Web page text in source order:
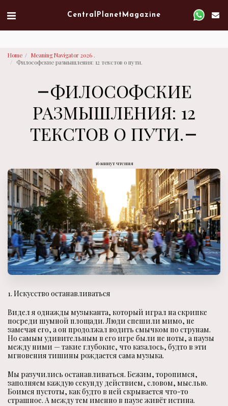
Central Planet Magazine
Home
Meaning Navigator 2026 .
Философские размышления: 12 текстов о пути.
ФИЛОСОФСКИЕ
РАЗМЫШЛЕНИЯ: 12
ТЕКСТОВ О ПУТИ.
16 минут чтения
1. Искусство останавливаться
Видел я однажды музыканта, который играл на скрипке
посреди шумной площади. Люди спешили мимо, не
замечая его, а он продолжал водить смычком по струнам.
Но самым удивительным в его игре были не ноты, а паузы
между ними — такие глубокие, что казалось, будто в эти
мгновения тишины рождается сама музыка.
Мы разучились останавливаться. Бежим, торопимся,
заполняем каждую секунду действием, словом, мыслью.
Боимся пустоты, как будто в ней скрывается что-то
страшное. А между тем именно в паузе живёт истина.